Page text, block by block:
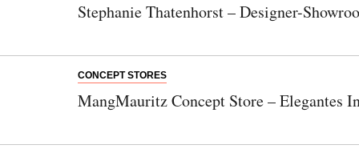
Stephanie Thatenhorst – Designer-
CONCEPT STORES
MangMauritz Concept Store – Elegantes